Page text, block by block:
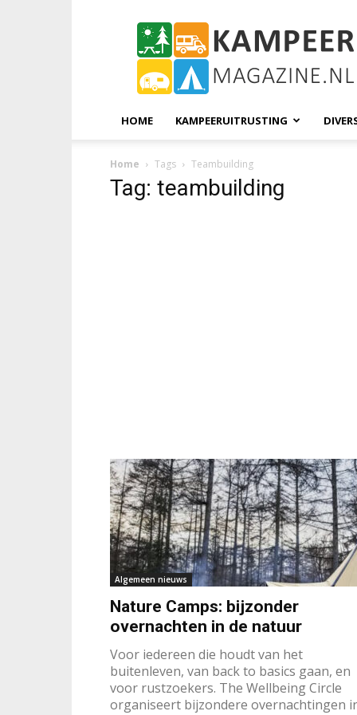
KampeerMagazine
HOME KAMPEERUITRUSTING
Home Tags Teambuilding
Tag: teambuilding
Algemeen nieuws
Nature Camps: bijzonder
overnachten in de natuur
Voor iedereen die houdt van het
buitenleven, van back to basics gaan, en
voor rustzoekers. The Wellbeing Circle
organiseert bijzondere overnachtingen